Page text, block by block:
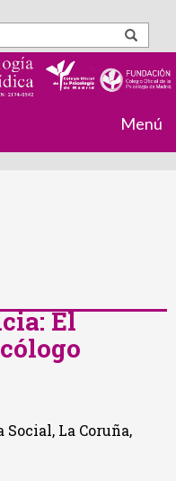
Menú
El
La Coruña,